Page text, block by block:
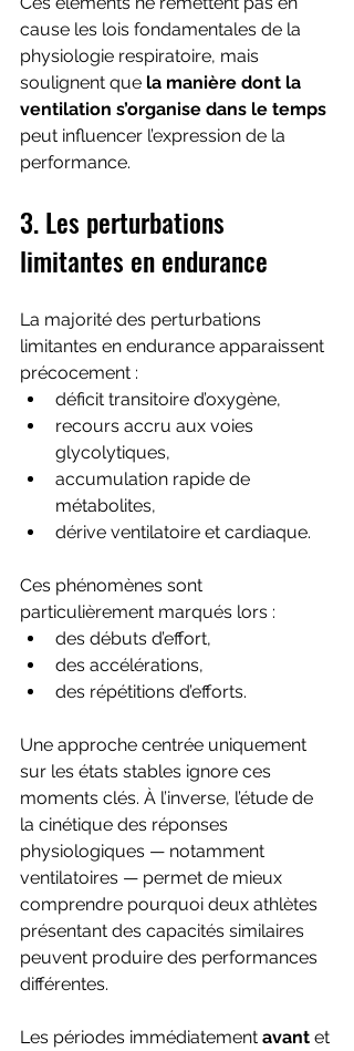
cause les lois fondamentales de la
physiologie respiratoire, mais
soulignent que la manière dont la
ventilation s’organise dans le temps
peut influencer l’expression de la
performance.
3. Les perturbations
limitantes en endurance
La majorité des perturbations
limitantes en endurance apparaissent
précocement :
déficit transitoire d’oxygène,
recours accru aux voies
glycolytiques,
accumulation rapide de
métabolites,
dérive ventilatoire et cardiaque.
Ces phénomènes sont
particulièrement marqués lors :
des débuts d’effort,
des accélérations,
des répétitions d’efforts.
Une approche centrée uniquement
sur les états stables ignore ces
moments clés. À l’inverse, l’étude de
la cinétique des réponses
physiologiques — notamment
ventilatoires — permet de mieux
comprendre pourquoi deux athlètes
présentant des capacités similaires
peuvent produire des performances
différentes.
Les périodes immédiatement avant et